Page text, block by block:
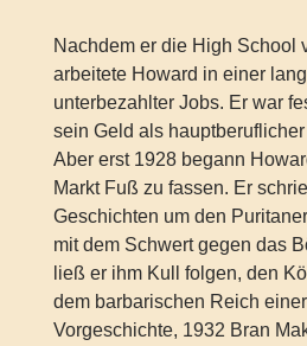
Nachdem er die High School
arbeitete Howard in einer
unterbezahlter Jobs. Er war
sein Geld als
Aber erst 1928 begann
Markt Fuß zu fassen. Er
Geschichten um den
mit dem Schwert gegen das
ließ er ihm Kull folgen, den
dem barbarischen Reich
Vorgeschichte, 1932 Bran